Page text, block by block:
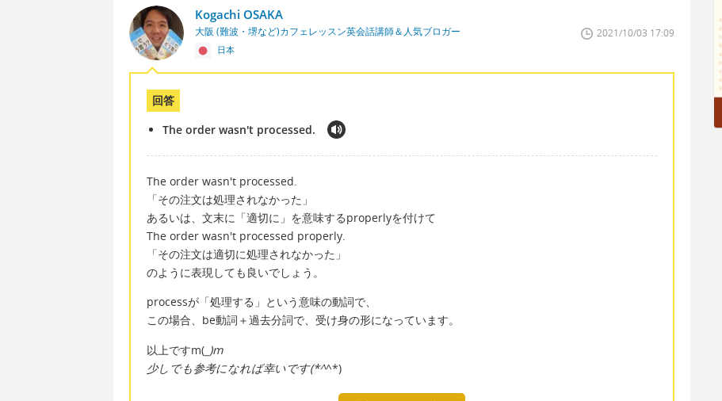
Kogachi OSAKA
大阪 (難波・堺など)カフェレッスン英会話講師＆人気ブロガー
日本
2021/10/03 17:09
回答
The order wasn't processed.
The order wasn't processed.
「その注文は処理されなかった」
あるいは、文末に「適切に」を意味するproperlyを付けて
The order wasn't processed properly.
「その注文は適切に処理されなかった」
のように表現しても良いでしょう。
processが「処理する」という意味の動詞で、
この場合、be動詞＋過去分詞で、受け身の形になっています。
以上ですm( _)m
少しでも参考になれば幸いです(*^^*)